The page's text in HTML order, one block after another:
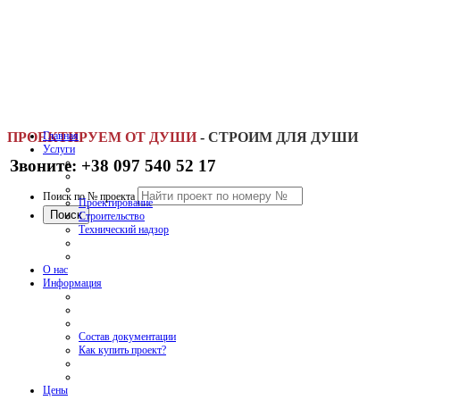
ПРОЕКТИРУЕМ ОТ ДУШИ - СТРОИМ ДЛЯ ДУШИ
Звоните: +38 097 540 52 17
Поиск по № проекта
Главная
Услуги
Проектирование
Строительство
Технический надзор
О нас
Информация
Состав документации
Как купить проект?
Цены